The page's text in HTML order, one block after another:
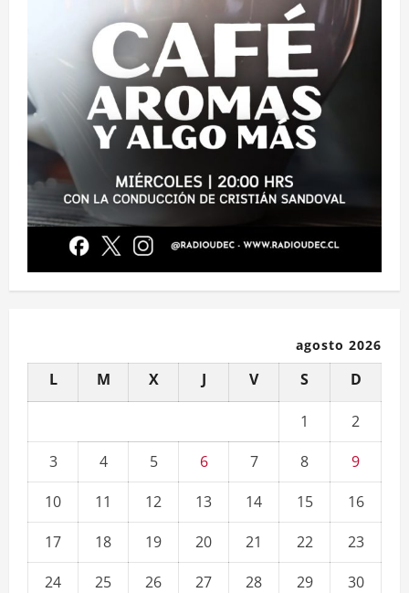
agosto 2026
L M X J V S D
1
2
3
4 5 6 7 8
9
10
11 12 13 14 15
16
17
18 19 20 21 22
23
24
25 26 27 28 29
30